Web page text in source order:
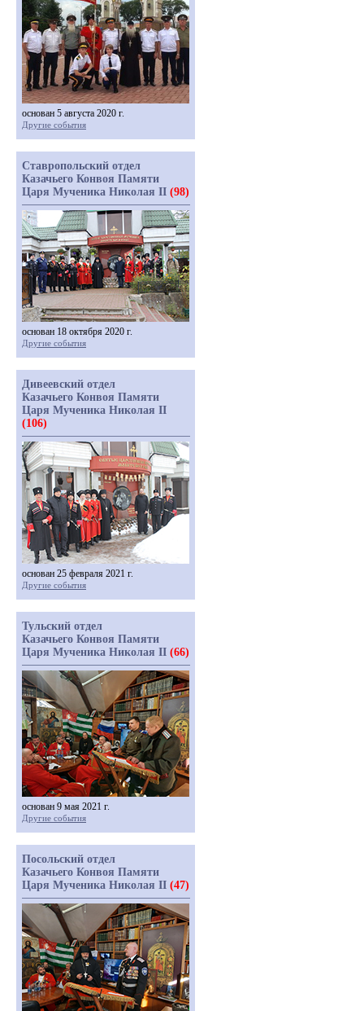
основан 5 августа 2020 г.
Другие события
Ставропольский отдел
Казачьего Конвоя Памяти
Царя Мученика Николая II (98)
основан 18 октября 2020 г.
Другие события
Дивеевский отдел
Казачьего Конвоя Памяти
Царя Мученика Николая II
(106)
основан 25 февраля 2021 г.
Другие события
Тульский отдел
Казачьего Конвоя Памяти
Царя Мученика Николая II (66)
основан 9 мая 2021 г.
Другие события
Посольский отдел
Казачьего Конвоя Памяти
Царя Мученика Николая II (47)